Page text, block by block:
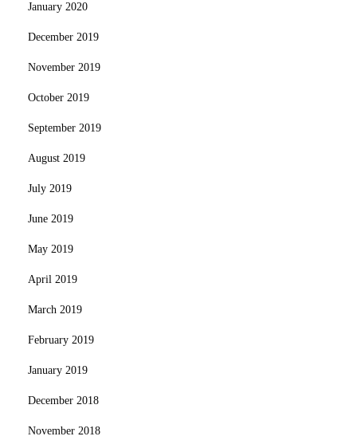
January 2020
December 2019
November 2019
October 2019
September 2019
August 2019
July 2019
June 2019
May 2019
April 2019
March 2019
February 2019
January 2019
December 2018
November 2018